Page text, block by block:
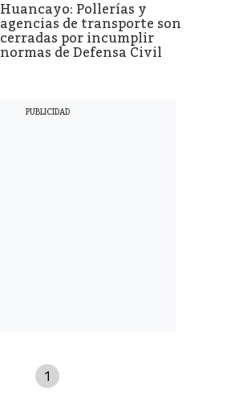
Huancayo: Pollerías y
agencias de transporte son
cerradas por incumplir
normas de Defensa Civil
1